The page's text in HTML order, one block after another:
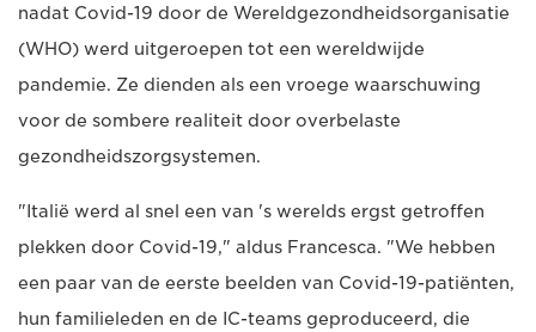
nadat Covid-19 door de Wereldgezondheidsorganisatie
(WHO) werd uitgeroepen tot een wereldwijde
pandemie. Ze dienden als een vroege waarschuwing
voor de sombere realiteit door overbelaste
gezondheidszorgsystemen.
"Italië werd al snel een van 's werelds ergst getroffen
plekken door Covid-19," aldus Francesca. "We hebben
een paar van de eerste beelden van Covid-19-patiënten,
hun familieleden en de IC-teams geproduceerd, die